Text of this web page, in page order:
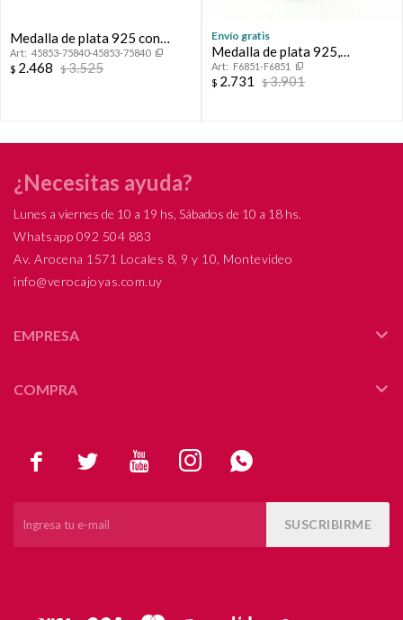
Medalla de plata 925 con
nácar, MILAGROSA.
45853-75840-45853-75840
$ 2.468 $3.525
Envío gratis
Medalla de plata 925,
escapulario, (Sagrado
Corazón y Virgen del Carmen).
F6851-F6851
$ 2.731 $3.901
    
SUSCRIBIRME
¿Necesitas ayuda?
Lunes a viernes de 10 a 19 hs, Sábados de 10 a 18 hs.
Whatsapp 092 504 883
Av. Arocena 1571 Locales 8, 9 y 10, Montevideo
info@verocajoyas.com.uy
EMPRESA
COMPRA